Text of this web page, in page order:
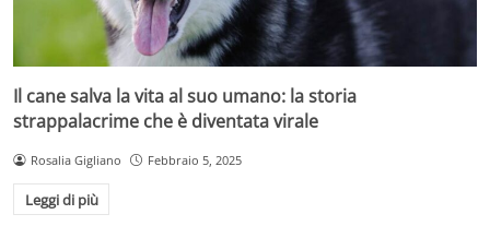
Il cane salva la vita al suo umano: la storia
strappalacrime che è diventata virale
Rosalia Gigliano Febbraio 5, 2025
Leggi di più